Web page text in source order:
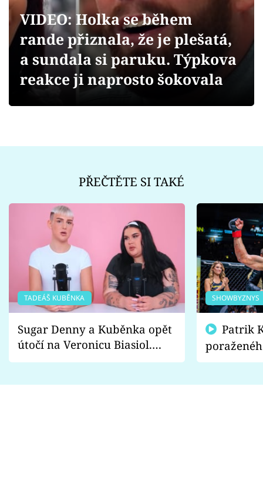
Videa
Sledujte prima+
VIDEO: Holka se během
rande přiznala, že je plešatá,
a sundala si paruku. Týpkova
reakce ji naprosto šokovala
PŘEČTĚTE SI TAKÉ
TADEÁŠ KUBĚNKA
Sugar Denny a Kuběnka opět
útočí na Veronicu Biasiol.
Proč je podle nich falešná a
SHOWBYZNYS
fanoušci